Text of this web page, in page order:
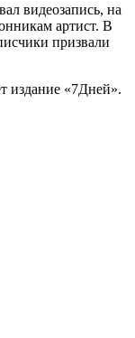
видеозапись, на
артист. В
призвали
издание «7Дней».